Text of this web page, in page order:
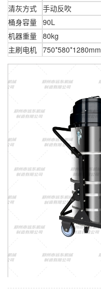
清灰方式 手动反吹
桶身容量 90L
机器重量 80kg
主刷电机 750*580*1280mm